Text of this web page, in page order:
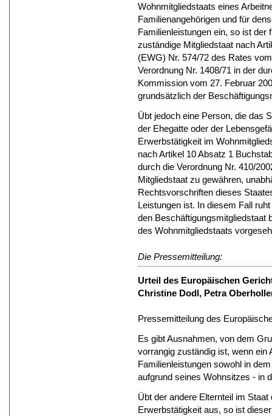
Wohnmitgliedstaats eines
Familienangehörigen und für
Familienleistungen ein, so ist der
zuständige Mitgliedstaat nach
(EWG) Nr. 574/72 des Rates
Verordnung Nr. 1408/71 in der
Kommission vom 27. Februar
grundsätzlich der
Übt jedoch eine Person, die das
der Ehegatte oder der
Erwerbstätigkeit im
nach Artikel 10 Absatz 1
durch die Verordnung Nr. 410/
Mitgliedstaat zu gewähren,
Rechtsvorschriften dieses
Leistungen ist. In diesem Fall
den Beschäftigungsmitgliedstaat
des Wohnmitgliedstaats
Die Pressemitteilung:
Urteil des Europäischen
Christine Dodl, Petra
Pressemitteilung des
Es gibt Ausnahmen, von dem
vorrangig zuständig ist, wenn ein
Familienleistungen sowohl in
aufgrund seines Wohnsitzes - in
Übt der andere Elternteil im
Erwerbstätigkeit aus, so ist